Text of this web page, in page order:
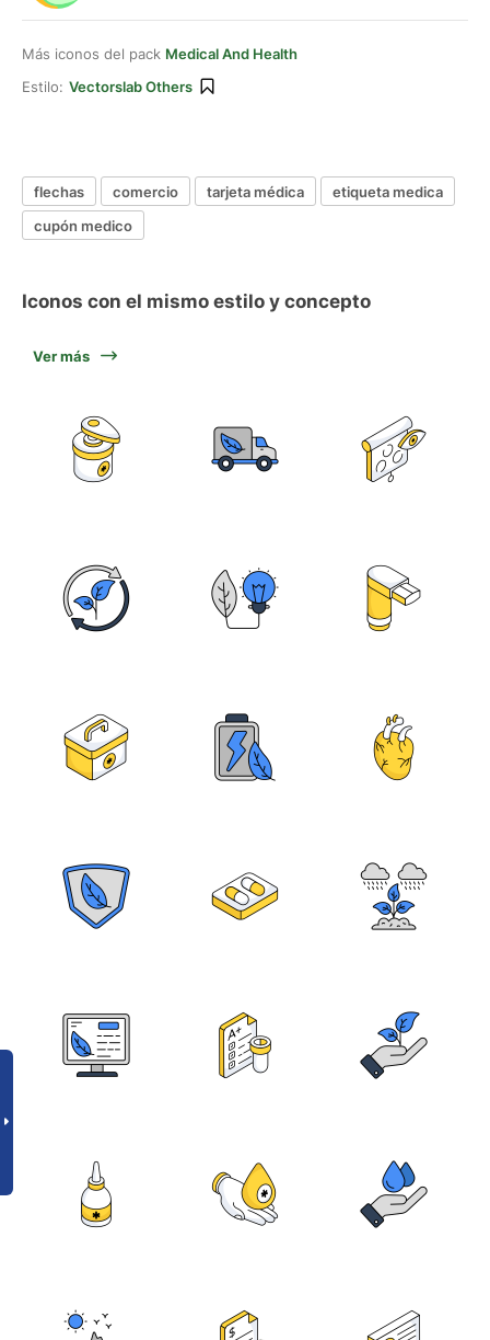
Más iconos del pack Medical And Health
Estilo: Vectorslab Others
flechas comercio tarjeta médica
etiqueta medica
cupón medico
Iconos con el mismo estilo y concepto
Ver más